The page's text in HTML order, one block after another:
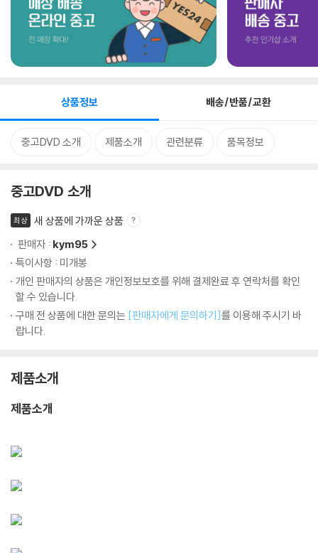
상품정보 배송/반품/교환
중고DVD 소개 제품소개 관련분류 품목정보
중고DVD 소개
최상
새 상품에 가까운 상품
판매자 : kym95
특이사항 : 미개봉
개인 판매자의 상품은 개인정보보호를 위해 결제완료 후 연락처를 확인
할 수 있습니다.
구매 전 상품에 대한 문의는 [판매자에게 문의하기]를 이용해 주시기 바
랍니다.
제품소개
제품소개